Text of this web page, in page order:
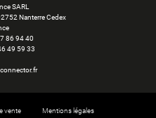
SARL
Nanterre Cedex
86 94 40
49 59 33
vente Mentions légales